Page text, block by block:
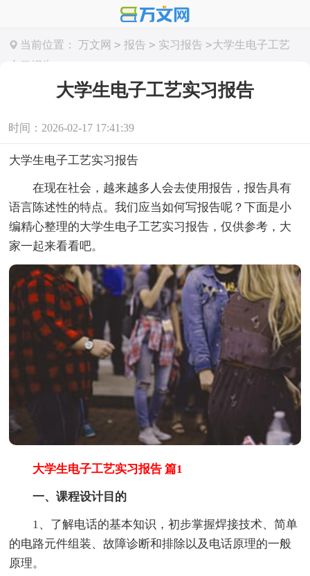
当前位置： 万文网 > 报告 > 实习报告 >大学生电子工艺
实习报告
大学生电子工艺实习报告
时间：2026-02-17 17:41:39
大学生电子工艺实习报告
在现在社会，越来越多人会去使用报告，报告具有
语言陈述性的特点。我们应当如何写报告呢？下面是小
编精心整理的大学生电子工艺实习报告，仅供参考，大
家一起来看看吧。
大学生电子工艺实习报告 篇1
一、课程设计目的
1、了解电话的基本知识，初步掌握焊接技术、简单
的电路元件组装、故障诊断和排除以及电话原理的一般
原理。